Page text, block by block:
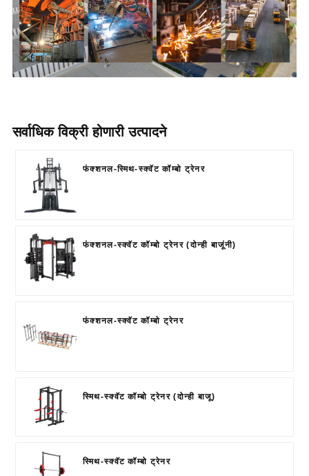
सर्वाधिक विक्री होणारी उत्पादने
फंक्शनल-स्मिथ-स्क्वॅट कॉम्बो ट्रेनर
फंक्शनल-स्क्वॅट कॉम्बो ट्रेनर (दोन्ही बाजूंनी)
फंक्शनल-स्क्वॅट कॉम्बो ट्रेनर
स्मिथ-स्क्वॅट कॉम्बो ट्रेनर (दोन्ही बाजू)
स्मिथ-स्क्वॅट कॉम्बो ट्रेनर